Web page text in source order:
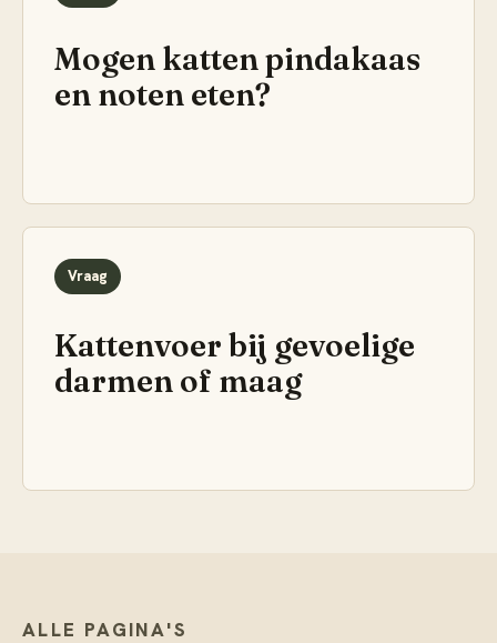
Mogen katten pindakaas
en noten eten?
Vraag
Kattenvoer bij gevoelige
darmen of maag
ALLE PAGINA'S